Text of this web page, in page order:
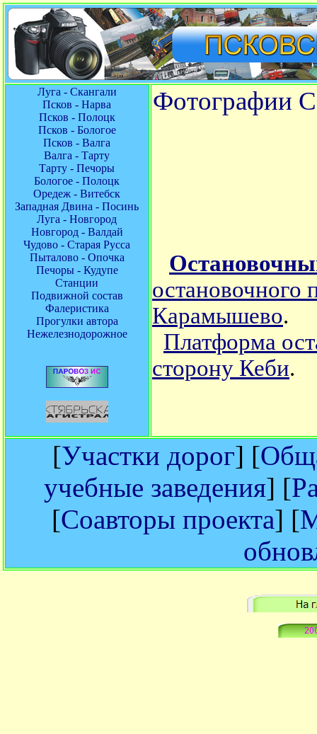
Луга - Скангали
Псков - Нарва
Псков - Полоцк
Псков - Бологое
Псков - Валга
Валга - Тарту
Тарту - Печоры
Бологое - Полоцк
Оредеж - Витебск
Западная Двина - Посинь
Луга - Новгород
Новгород - Валдай
Чудово - Старая Русса
Пыталово - Опочка
Печоры - Кудупе
Станции
Подвижной состав
Фалеристика
Прогулки автора
Нежелезнодорожное
Фотографии
остановочного
Карамышево.
Платформа
сторону Кеби.
[Участки дорог] [
учебные заведения] [
[Соавторы проекта] [